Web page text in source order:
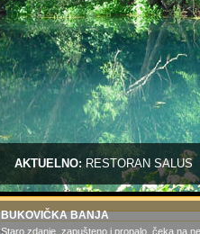
AKTUELNO:RESTORAN SALUS
BUKOVIČKA BANJA
Staro zdanje, zapušteno i propalo, čeka na